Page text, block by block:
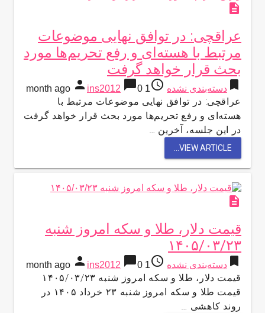
description
عراقچی: در توافق نهایی موضوعات
مرتبط با هسته‌ای و رفع تحریم‌ها مورد
بحث قرار خواهد گرفت
bookmark دسته‌بندی نشده access_time
1 month ago
person ins2012 chat_bubble0
عراقچی: در توافق نهایی موضوعات مرتبط با
هسته‌ای و رفع تحریم‌ها مورد بحث قرار خواهد گرفت
در این جلسه، آخرین …
VIEW ARTICLE...
description
قیمت دلار، طلا و سکه امروز شنبه
۱۴۰۵/۰۳/۲۳
bookmark دسته‌بندی نشده access_time
1 month ago
person ins2012 chat_bubble0
قیمت دلار، طلا و سکه امروز شنبه ۱۴۰۵/۰۳/۲۳
قیمت طلا و سکه امروز شنبه ۲۳ خرداد ۱۴۰۵ در
روند کاهشی …